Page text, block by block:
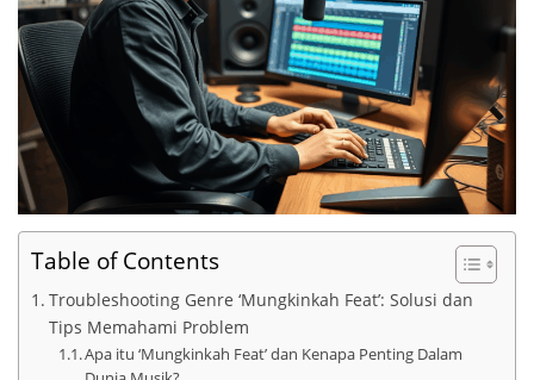
Table of Contents
Troubleshooting Genre ‘Mungkinkah Feat’: Solusi dan
Tips Memahami Problem
Apa itu ‘Mungkinkah Feat’ dan Kenapa Penting Dalam